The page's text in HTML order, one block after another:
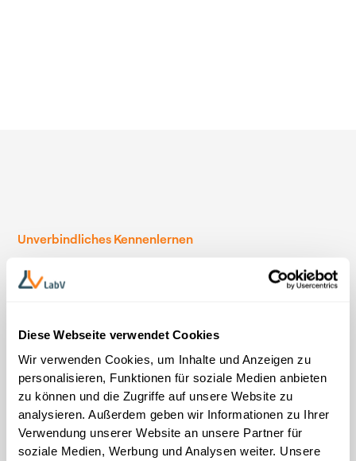
Diese Webseite verwendet Cookies
Wir verwenden Cookies, um Inhalte und Anzeigen zu
personalisieren, Funktionen für soziale Medien anbieten
zu können und die Zugriffe auf unsere Website zu
analysieren. Außerdem geben wir Informationen zu Ihrer
Verwendung unserer Website an unsere Partner für
soziale Medien, Werbung und Analysen weiter. Unsere
Unverbindliches Kennenlernen
Treffen Sie unsere Experten vor
Ort
Sprechen Sie mit unserem Team vor Ort über konkrete
Wege, wie LabV Ihre Prozesse in Forschung
& Entwicklung messbar beschleunigt. Darauf können
Sie sich freuen:
Praxisbeispiele:Wie Hersteller ihre Entwicklungszeit
um bis zu 30 % verkürzen